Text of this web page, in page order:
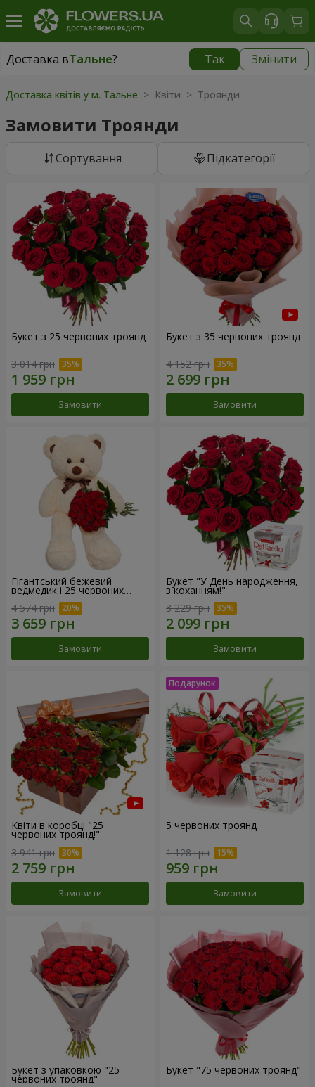
Доставка вТальне? Так Змінити
Доставка вТальне|
Доставка квітів у м. Тальне > Квіти > Троянди
Замовити Троянди
Сортування Підкатегорії
Букет з 25 червоних троянд
3 014 грн
Замовити
Букет з 35 червоних троянд
4 152 грн
Замовити
Гігантський бежевий
ведмедик і 25 червоних
троянд
4 574 грн
Замовити
Букет "У День народження,
з коханням!"
3 229 грн
Замовити
Квіти в коробці "25
червоних троянд!"
3 941 грн
Замовити
5 червоних троянд
1 128 грн
Замовити
Букет з упаковкою "25
червоних троянд"
Букет "75 червоних троянд"